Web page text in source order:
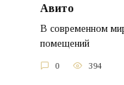
Авито
В современном
помещений
0 394